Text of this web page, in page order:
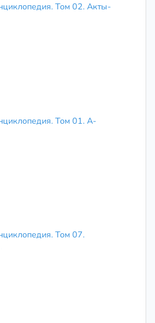
Том 02. Акты-
Том 01. А-
Том 07.